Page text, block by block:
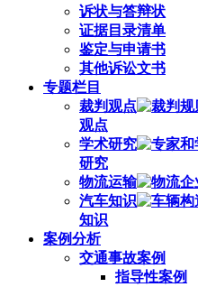
诉状与答辩状
证据目录清单
鉴定与申请书
其他诉讼文书
专题栏目
裁判观点
观点
学术研究
研究
物流运输
汽车知识
知识
案例分析
交通事故案例
指导性案例